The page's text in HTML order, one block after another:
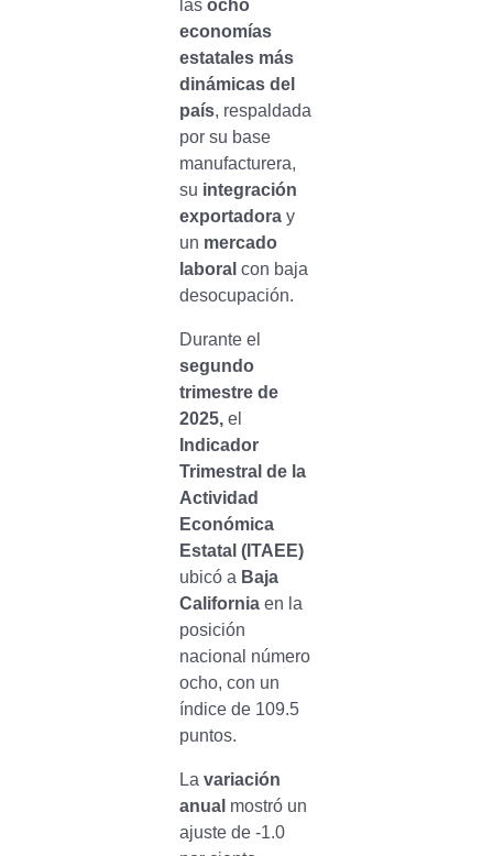
las ocho
economías
estatales más
dinámicas del
país, respaldada
por su base
manufacturera,
su integración
exportadoray
un mercado
laboral con baja
desocupación.
Durante el
segundo
trimestre de
2025,el
Indicador
Trimestral de la
Actividad
Económica
Estatal (ITAEE)
ubicó a Baja
Californiaen la
posición
nacional número
ocho, con un
índice de 109.5
puntos.
La variación
anual mostró un
ajuste de -1.0